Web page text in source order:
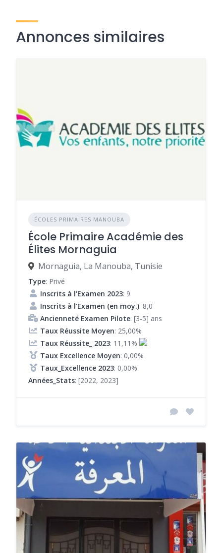
Annonces similaires
ÉCOLES PRIMAIRES MANOUBA
École Primaire Académie des
Élites Mornaguia
Mornaguia, La Manouba, Tunisie
Type: Privé
Inscrits à l'Examen 2023: 9
Inscrits à l'Examen (en moy.): 8,0
Ancienneté Examen Pilote: [3-5] ans
Taux Réussite Moyen: 25,00%
Taux Réussite_ 2023: 11,11%
Taux Excellence Moyen: 0,00%
Taux_Excellence 2023: 0,00%
Années_Stats: [2022, 2023]